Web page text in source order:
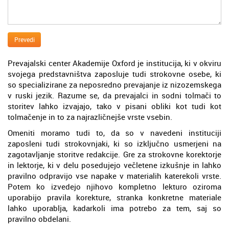
Prevedi
Prevajalski center Akademije Oxford je institucija, ki v okviru
svojega predstavništva zaposluje tudi strokovne osebe, ki
so specializirane za neposredno prevajanje iz nizozemskega
v ruski jezik. Razume se, da prevajalci in sodni tolmači to
storitev lahko izvajajo, tako v pisani obliki kot tudi kot
tolmačenje in to za najrazličnejše vrste vsebin.
Omeniti moramo tudi to, da so v navedeni instituciji
zaposleni tudi strokovnjaki, ki so izključno usmerjeni na
zagotavljanje storitve redakcije. Gre za strokovne korektorje
in lektorje, ki v delu posedujejo večletene izkušnje in lahko
pravilno odpravijo vse napake v materialih katerekoli vrste.
Potem ko izvedejo njihovo kompletno lekturo oziroma
uporabijo pravila korekture, stranka konkretne materiale
lahko uporablja, kadarkoli ima potrebo za tem, saj so
pravilno obdelani.